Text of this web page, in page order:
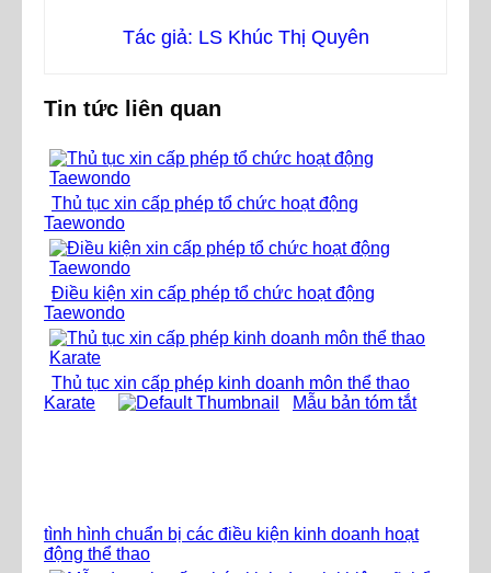
Tác giả: LS Khúc Thị Quyên
Tin tức liên quan
Thủ tục xin cấp phép tổ chức hoạt động
Taewondo
Điều kiện xin cấp phép tổ chức hoạt động
Taewondo
Thủ tục xin cấp phép kinh doanh môn thể thao
Karate
Mẫu bản tóm tắt
tình hình chuẩn bị các điều kiện kinh doanh hoạt
động thể thao